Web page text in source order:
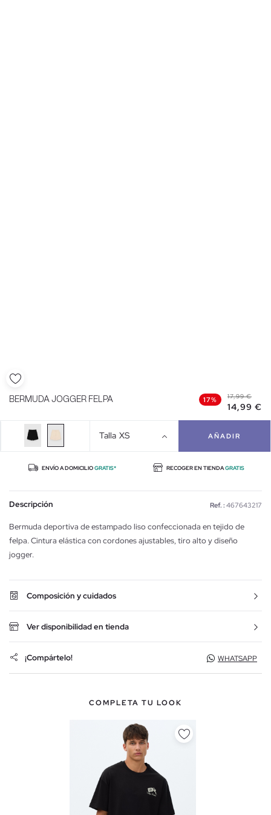
BERMUDA JOGGER FELPA 17% 17,99 €
14,99 €
Talla XS AÑADIR
ENVÍO A DOMICILIOGRATIS* RECOGER EN TIENDAGRATIS
Descripción Ref. : 467643217
Bermuda deportiva de estampado liso confeccionada en tejido de
felpa. Cintura elástica con cordones ajustables, tiro alto y diseño
jogger.
Composición y cuidados
Ver disponibilidad en tienda
¡Compártelo! WHATSAPP
COMPLETA TU LOOK